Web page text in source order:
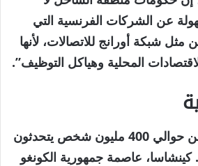
عن الشركات الفرنسية التي
مثل شبكة أورانج للاتصالات، لأنها
المحلية وهياكل التوظيف”.
ويوجد حوالي 44% من حوالي 400 مليون شخص يتحدثون
كينشاسا، عاصمة جمهورية الكونغو